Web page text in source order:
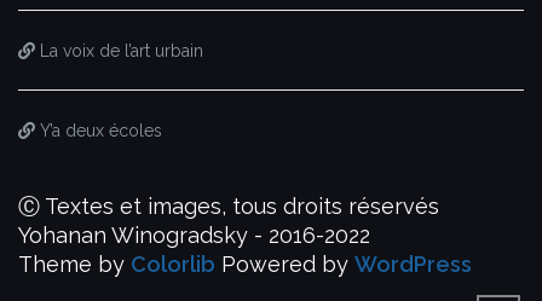
La voix de l’art urbain
Y’a deux écoles
Ⓒ Textes et images, tous droits réservés
Yohanan Winogradsky - 2016-2022
Theme by Colorlib Powered by WordPress